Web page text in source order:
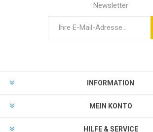
Newsletter
INFORMATION
MEIN KONTO
HILFE & SERVICE